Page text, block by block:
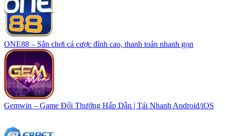
ONE88 – Sân chơi cá cược đỉnh cao, thanh toán nhanh gọn
Gemwin – Game Đổi Thưởng Hấp Dẫn | Tải Nhanh Android/iOS